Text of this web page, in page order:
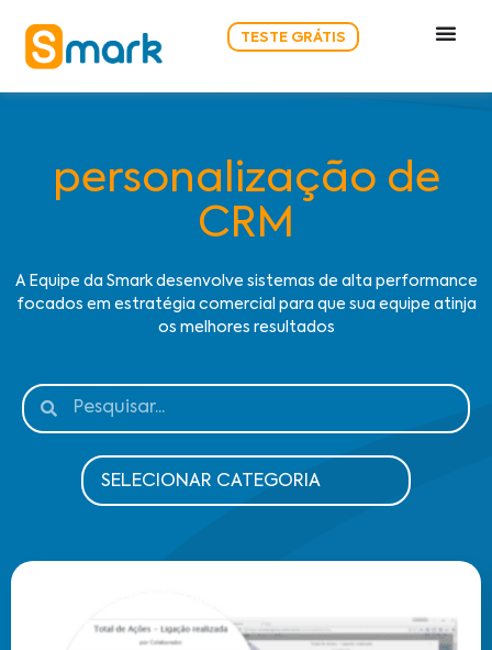
TESTE GRÁTIS
personalização de
CRM
A Equipe da Smark desenvolve sistemas de alta performance
focados em estratégia comercial para que sua equipe atinja
os melhores resultados